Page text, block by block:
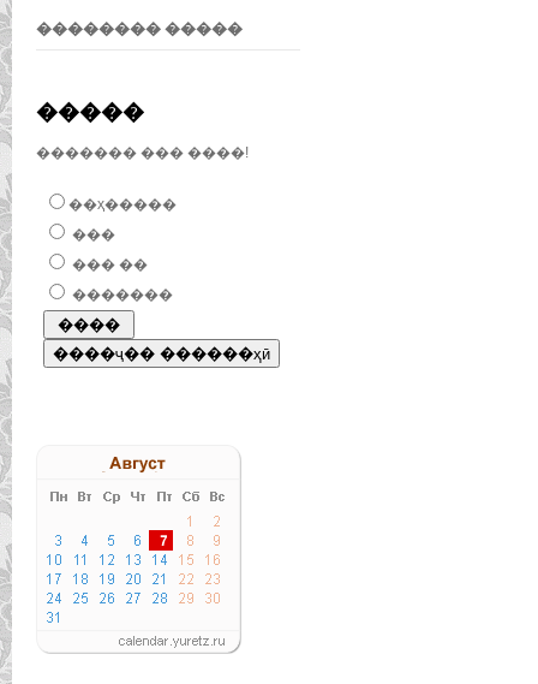
�������� �����
�����
������� ��� ����!
��ҳ�����
���
��� ��
�������